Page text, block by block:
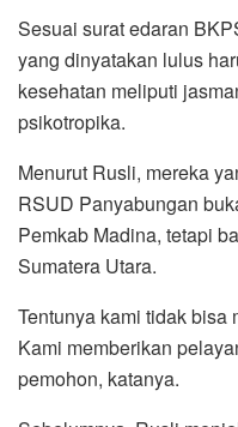
Sesuai surat edaran
yang dinyatakan lulus
kesehatan meliputi
psikotropika.
Menurut Rusli, mereka
RSUD Panyabungan
Pemkab Madina, tetapi
Sumatera Utara.
Tentunya kami tidak bisa
Kami memberikan
pemohon, katanya.